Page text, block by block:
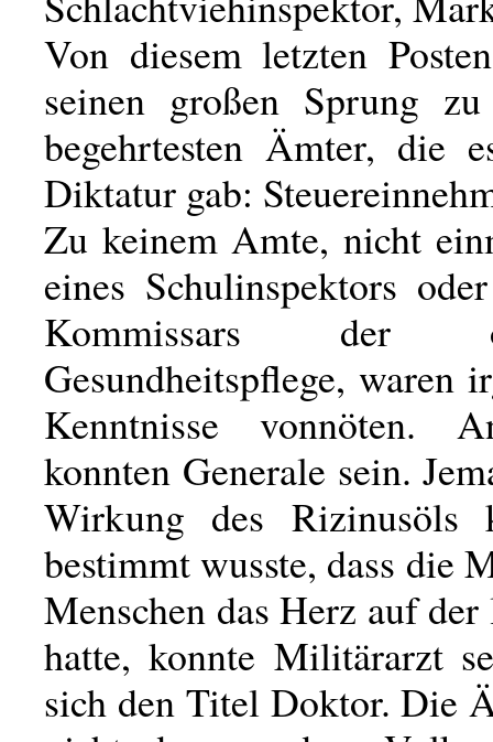
Von diesem letzten
seinen großen Sprung
begehrtesten Ämter, die
Diktatur gab:
Zu keinem Amte, nicht
eines Schulinspektors
Kommissars der
Gesundheitspflege, waren
Kenntnisse vonnöten.
konnten Generale sein.
Wirkung des Rizinusöls
bestimmt wusste, dass die
Menschen das Herz auf
hatte, konnte Militärarzt
sich den Titel Doktor. Die